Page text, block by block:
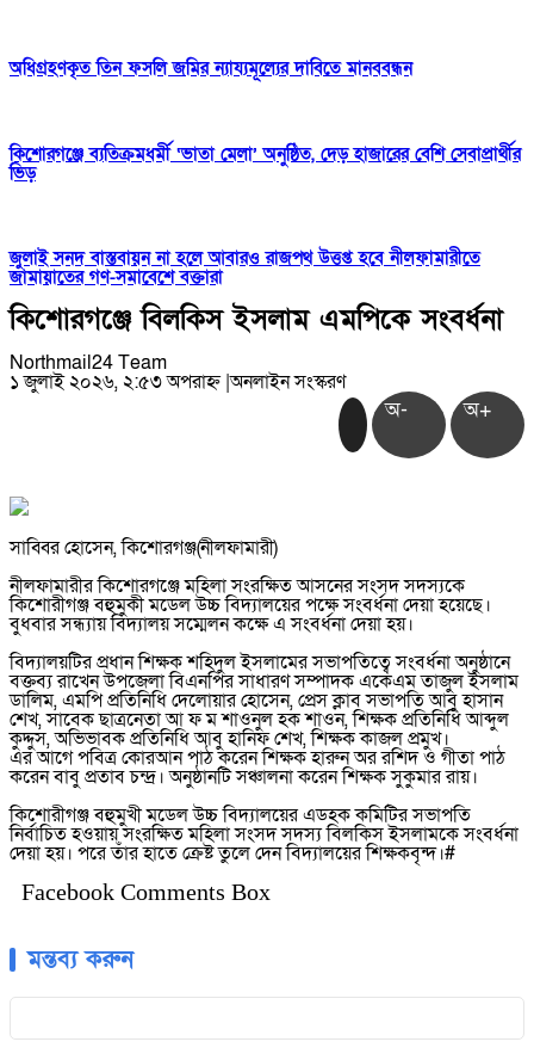
অধিগ্রহণকৃত তিন ফসলি জমির ন্যায্যমূল্যের দাবিতে মানববন্ধন
কিশোরগঞ্জে ব্যতিক্রমধর্মী ‘ভাতা মেলা’ অনুষ্ঠিত, দেড় হাজারের বেশি সেবাপ্রার্থীর
ভিড়
জুলাই সনদ বাস্তবায়ন না হলে আবারও রাজপথ উত্তপ্ত হবে নীলফামারীতে
জামায়াতের গণ-সমাবেশে বক্তারা
কিশোরগঞ্জে বিলকিস ইসলাম এমপিকে সংবর্ধনা
Northmail24 Team
১ জুলাই ২০২৬, ২:৫৩ অপরাহ্ন|অনলাইন সংস্করণ
অ- অ+
সাব্বির হোসেন, কিশোরগঞ্জ(নীলফামারী)
নীলফামারীর কিশোরগঞ্জে মহিলা সংরক্ষিত আসনের সংসদ সদস্যকে
কিশোরীগঞ্জ বহুমুকী মডেল উচ্চ বিদ্যালয়ের পক্ষে সংবর্ধনা দেয়া হয়েছে।
বুধবার সন্ধ্যায় বিদ্যালয় সম্মেলন কক্ষে এ সংবর্ধনা দেয়া হয়।
বিদ্যালয়টির প্রধান শিক্ষক শহিদুল ইসলামের সভাপতিত্বে সংবর্ধনা অনুষ্ঠানে
বক্তব্য রাখেন উপজেলা বিএনপির সাধারণ সম্পাদক একেএম তাজুল ইসলাম
ডালিম, এমপি প্রতিনিধি দেলোয়ার হোসেন, প্রেস ক্লাব সভাপতি আবু হাসান
শেখ, সাবেক ছাত্রনেতা আ ফ ম শাওনুল হক শাওন, শিক্ষক প্রতিনিধি আব্দুল
কুদ্দুস, অভিভাবক প্রতিনিধি আবু হানিফ শেখ, শিক্ষক কাজল প্রমুখ।
এর আগে পবিত্র কোরআন পাঠ করেন শিক্ষক হারুন অর রশিদ ও গীতা পাঠ
করেন বাবু প্রতাব চন্দ্র। অনুষ্ঠানটি সঞ্চালনা করেন শিক্ষক সুকুমার রায়।
কিশোরীগঞ্জ বহুমুখী মডেল উচ্চ বিদ্যালয়ের এডহক কমিটির সভাপতি
নির্বাচিত হওয়ায় সংরক্ষিত মহিলা সংসদ সদস্য বিলকিস ইসলামকে সংবর্ধনা
দেয়া হয়। পরে তাঁর হাতে ক্রেষ্ট তুলে দেন বিদ্যালয়ের শিক্ষকবৃন্দ।#
Facebook Comments Box
মন্তব্য করুন